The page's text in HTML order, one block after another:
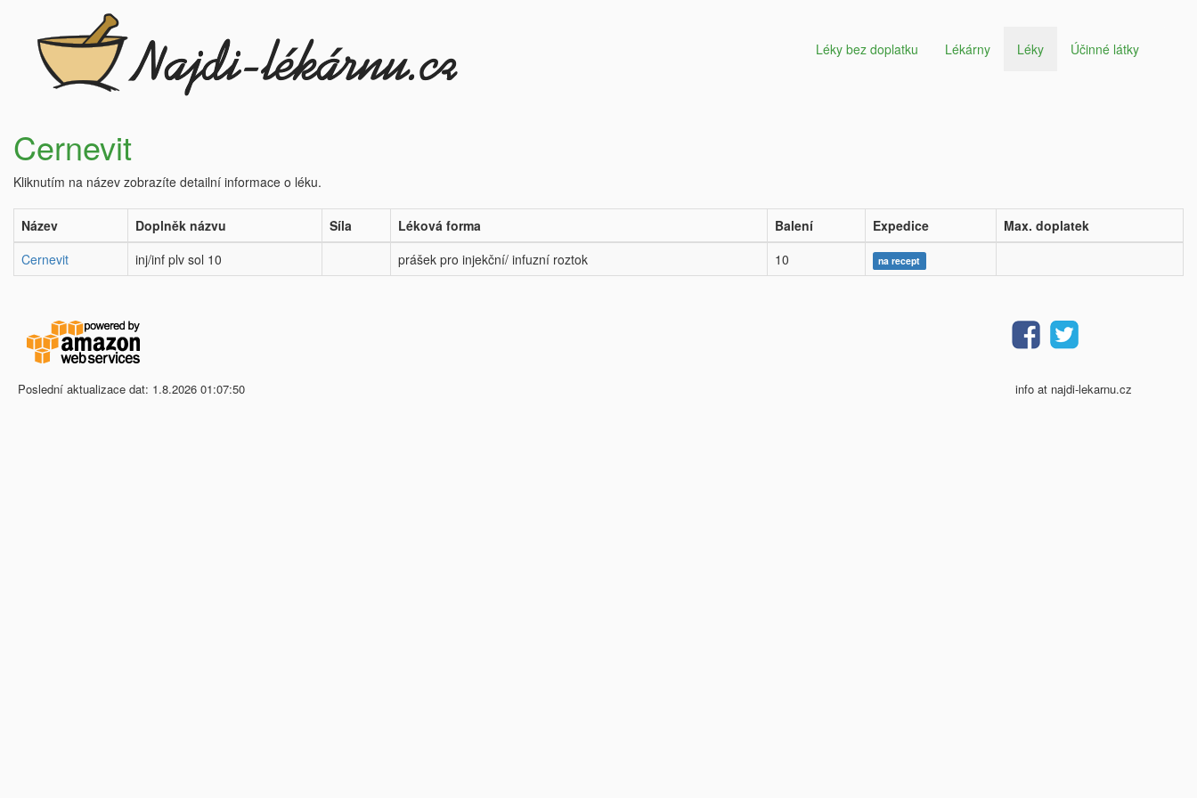
Léky bez doplatku Lékárny Léky Účinné látky
Cernevit
Kliknutím na název zobrazíte detailní informace o léku.
Název Doplněk názvu Síla Léková forma Balení Expedice
Max. doplatek
Cernevit
inj/inf plv sol 10 prášek pro injekční/ infuzní roztok 10 na recept
Poslední aktualizace dat: 1.8.2026 01:07:50 info at najdi-lekarnu.cz